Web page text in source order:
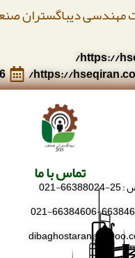
دیباگستران
تماس با ما
021